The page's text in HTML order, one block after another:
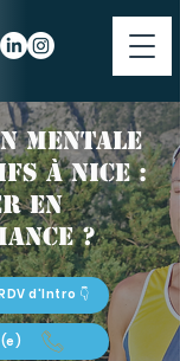
mentale
à Nice :
en
?
d'Intro 👇